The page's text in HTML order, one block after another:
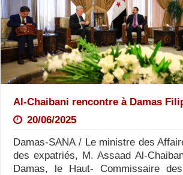
Al-Chaibani rencontre à Damas
20/06/2025
Damas-SANA / Le ministre des
des expatriés, M. Assaad Al-
Damas, le Haut- Commissaire